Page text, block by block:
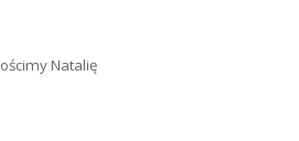
Natalię